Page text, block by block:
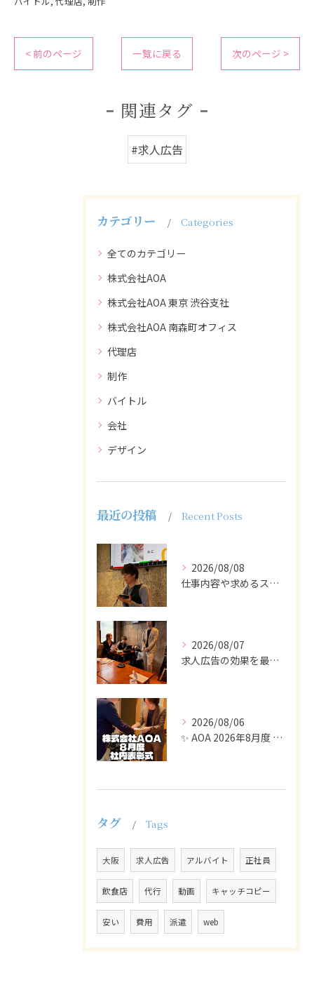
< 前のページ 一覧に戻る 次のページ >
関連タグ
#求人広告
カテゴリー Categories
全てのカテゴリー
株式会社AOA
株式会社AOA 東京 渋谷支社
株式会社AOA 南森町オフィス
代理店
制作
バイトル
会社
デザイン
最近の投稿 Recent Posts
2026/08/08
仕事内容や求めるスキルを明確にし、ターゲット層に響くメッセー...
2026/08/07
求人広告の効果を最大化するために最も重要なのは、掲載タイミン...
2026/08/06
✨ AOA 2026年8月度 表彰式レポート ✨
タグ Tags
大阪 求人広告 アルバイト 正社員
飲食店 代行 動画 キャッチコピー
安い 費用 派遣 web